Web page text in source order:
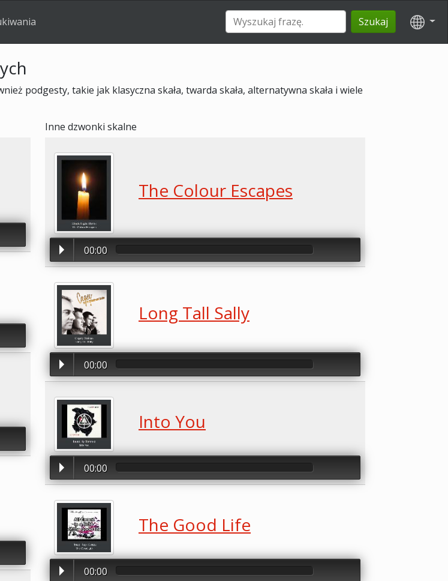
Szukaj
podgesty, takie jak klasyczna skała, twarda skała, alternatywna skała i wiele
Inne dzwonki skalne
The Colour Escapes
00:00
Long Tall Sally
00:00
Into You
00:00
The Good Life
00:00